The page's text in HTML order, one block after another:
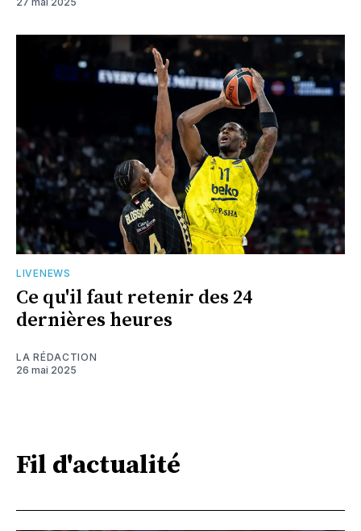
LIVENEWS
Ce qu'il faut retenir des 24
dernières heures
LA RÉDACTION
26 mai 2025
Fil d'actualité